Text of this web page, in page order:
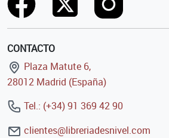
CONTACTO
Plaza Matute 6,
28012 Madrid (España)
Tel.: (+34) 91 369 42 90
clientes@libreriadesnivel.com